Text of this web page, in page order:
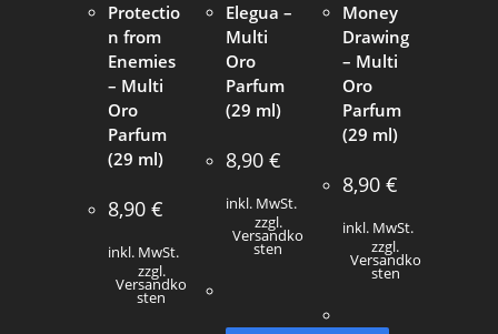
Protectio
n from
Enemies
– Multi
Oro
Parfum
(29 ml)
8,90€
inkl. MwSt.
zzgl.
Versandko
sten
Elegua –
Multi
Oro
Parfum
(29 ml)
8,90 €
inkl. MwSt.
zzgl.
Versandko
sten
Money
Drawing
– Multi
Oro
Parfum
(29 ml)
8,90 €
inkl. MwSt.
zzgl.
Versandko
sten